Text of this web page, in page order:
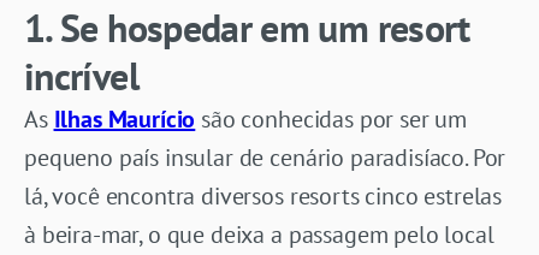
1. Se hospedar em um resort
incrível
As Ilhas Maurício são conhecidas por ser um
pequeno país insular de cenário paradisíaco. Por
lá, você encontra diversos resorts cinco estrelas
à beira-mar, o que deixa a passagem pelo local